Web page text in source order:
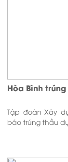
Hòa Bình
Tập đoàn Xây
báo trúng thầu